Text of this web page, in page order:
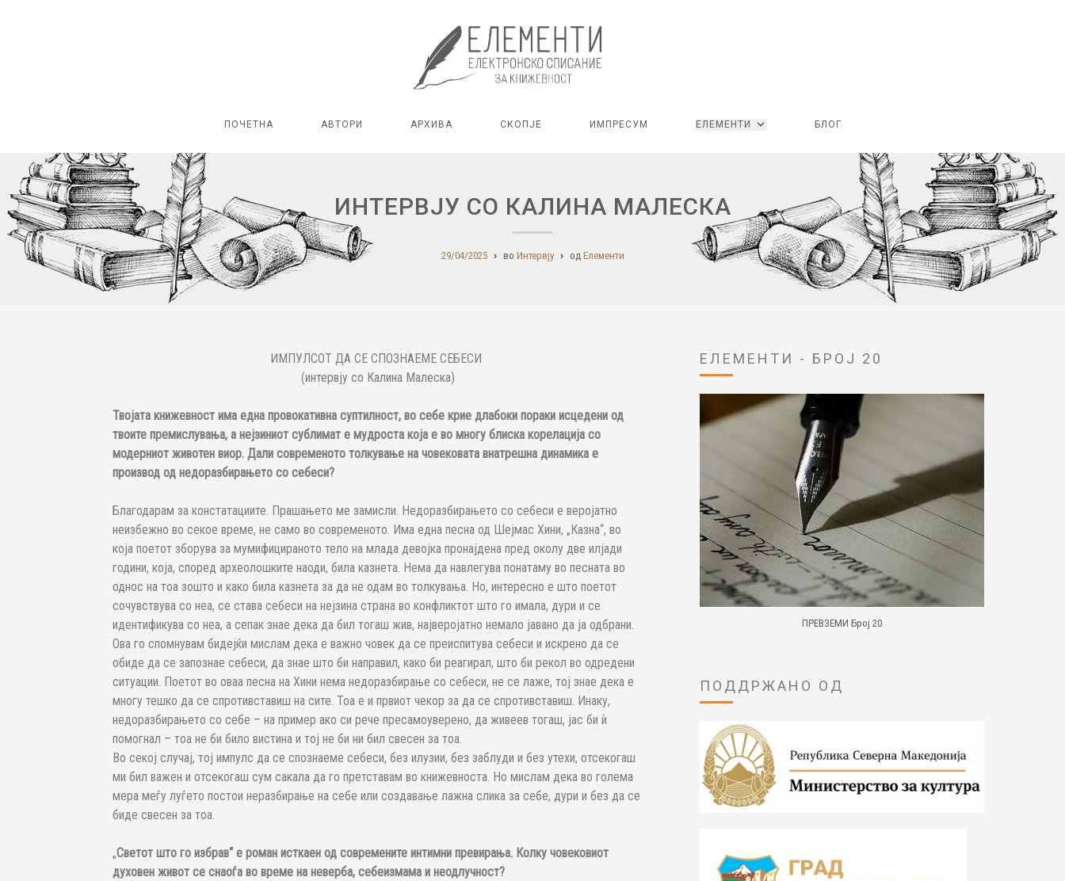
ПОЧЕТНА АВТОРИ АРХИВА СКОПЈЕ ИМПРЕСУМ ЕЛЕМЕНТИ БЛОГ
ИНТЕРВЈУ СО КАЛИНА МАЛЕСКА
29/04/2025 во Интервју од Елементи
ИМПУЛСОТ ДА СЕ СПОЗНАЕМЕ СЕБЕСИ
(интервју со Калина Малеска)
Твојата книжевност има една провокативна суптилност, во себе крие длабоки пораки исцедени од
твоите премислувања, а нејзиниот сублимат е мудроста која е во многу блиска корелација со
модерниот животен виор. Дали современото толкување на човековата внатрешна динамика е
производ од недоразбирањето со себеси?
Благодарам за констатациите. Прашањето ме замисли. Недоразбирањето со себеси е веројатно
неизбежно во секое време, не само во современото. Има една песна од Шејмас Хини, „Казна“, во
која поетот зборува за мумифицираното тело на млада девојка пронајдена пред околу две илјади
години, која, според археолошките наоди, била казнета. Нема да навлегува понатаму во песната во
однос на тоа зошто и како била казнета за да не одам во толкувања. Но, интересно е што поетот
сочувствува со неа, се става себеси на нејзина страна во конфликтот што го имала, дури и се
идентификува со неа, а сепак знае дека да бил тогаш жив, најверојатно немало јавано да ја одбрани.
Ова го спомнувам бидејќи мислам дека е важно човек да се преиспитува себеси и искрено да се
обиде да се запознае себеси, да знае што би направил, како би реагирал, што би рекол во одредени
ситуации. Поетот во оваа песна на Хини нема недоразбирање со себеси, не се лаже, тој знае дека е
многу тешко да се спротивставиш на сите. Тоа е и првиот чекор за да се спротивставиш. Инаку,
недоразбирањето со себе – на пример ако си рече пресамоуверено, да живеев тогаш, јас би ѝ
помогнал – тоа не би било вистина и тој не би ни бил свесен за тоа.
Во секој случај, тој импулс да се спознаеме себеси, без илузии, без заблуди и без утехи, отсекогаш
ми бил важен и отсекогаш сум сакала да го претставам во книжевноста. Но мислам дека во голема
мера меѓу луѓето постои неразбирање на себе или создавање лажна слика за себе, дури и без да се
биде свесен за тоа.
„Светот што го избрав“ е роман исткаен од современите интимни превирања. Колку човековиот
духовен живот се снаоѓа во време на неверба, себеизмама и неодлучност?
ЕЛЕМЕНТИ - БРОЈ 20
ПРЕВЗЕМИ Број 20
ПОДДРЖАНО ОД